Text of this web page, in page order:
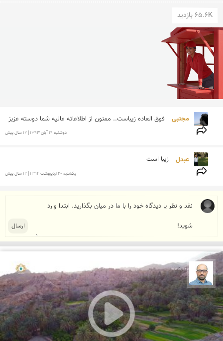
65.6K بازدید
مجتبی فوق العاده زیباست.. ممنون از اطلاعاته عالیه شما دوسته عزیز
دوشنبه 19 آبان 1393 | 12 سال پیش
عبدل زیبا است
يكشنبه 20 ارديبهشت 1394 | 12 سال پیش
بابک ارجمندی